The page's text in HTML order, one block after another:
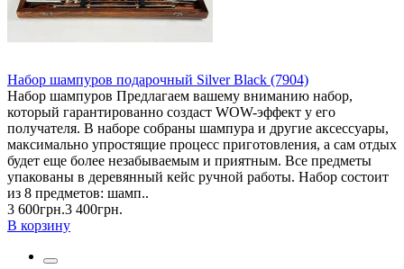
Набор шампуров подарочный Silver Black (7904)
Набор шампуров Предлагаем вашему вниманию набор,
который гарантированно создаст WOW-эффект у его
получателя. В наборе собраны шампура и другие аксессуары,
максимально упростящие процесс приготовления, а сам отдых
будет еще более незабываемым и приятным. Все предметы
упакованы в деревянный кейс ручной работы. Набор состоит
из 8 предметов: шамп..
3 600грн.3 400грн.
В корзину